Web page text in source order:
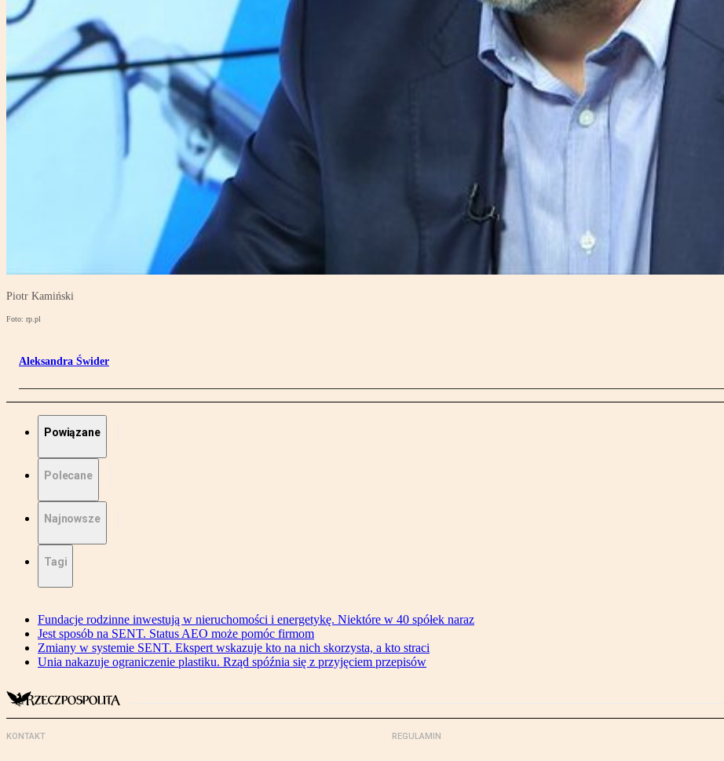
Piotr Kamiński
Foto: rp.pl
Aleksandra Świder
Powiązane
Polecane
Najnowsze
Tagi
Fundacje rodzinne inwestują w nieruchomości i energetykę. Niektóre w 40 spółek naraz
Jest sposób na SENT. Status AEO może pomóc firmom
Zmiany w systemie SENT. Ekspert wskazuje kto na nich skorzysta, a kto straci
Unia nakazuje ograniczenie plastiku. Rząd spóźnia się z przyjęciem przepisów
KONTAKT REGULAMIN